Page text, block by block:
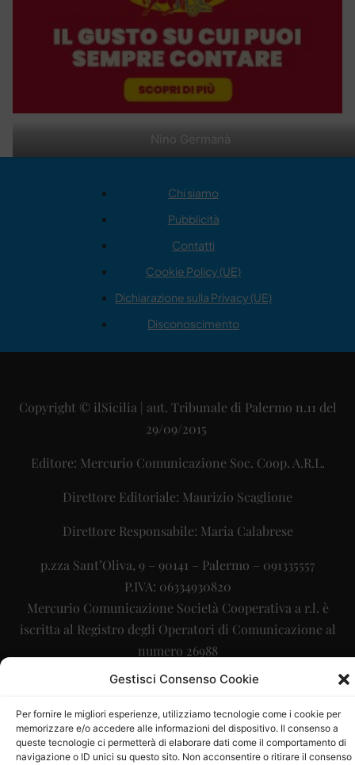
Gestisci Consenso Cookie
Per fornire le migliori esperienze, utilizziamo tecnologie come i cookie per
memorizzare e/o accedere alle informazioni del dispositivo. Il consenso a
queste tecnologie ci permetterà di elaborare dati come il comportamento di
navigazione o ID unici su questo sito. Non acconsentire o ritirare il consenso
Nino Germanà
Chi siamo
Pubblicità
Contatti
Cookie Policy (UE)
Dichiarazione sulla Privacy (UE)
Disconoscimento
Copyright © ilSicilia | aut. Tribunale di Palermo n.11 del
29/09/2015
Editore: Mercurio Comunicazione Soc. Coop. A.R.L.
Direttore Editoriale: Maurizio Scaglione
Direttore Responsabile: Maria Calabrese
p.zza Sant’Oliva, 9 – 90141 – Palermo – 091335557
P.IVA: 06334930820
Mercurio Comunicazione Società Cooperativa a r.l. è
iscritta al Registro degli Operatori di Comunicazione al
numero 26988
Sito gestito daLa Digitale srl–info@ladigitale.it